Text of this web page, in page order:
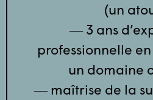
(un
― 3 ans
professionnelle
un domaine
― maîtrise de la